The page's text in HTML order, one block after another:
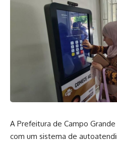
A Prefeitura de Campo Grande
com um sistema de